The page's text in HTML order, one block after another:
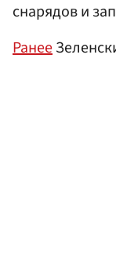
снарядов и
Ранее